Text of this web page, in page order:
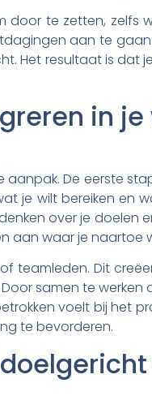
te zetten, zelfs
aan te
Het resultaat is dat
in je
De eerste
je wilt bereiken en
over je doelen
aan waar je naartoe
teamleden. Dit
samen te werken
voelt bij het
te bevorderen.